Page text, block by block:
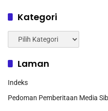
Kategori
Kategori
Laman
Indeks
Pedoman Pemberitaan Media